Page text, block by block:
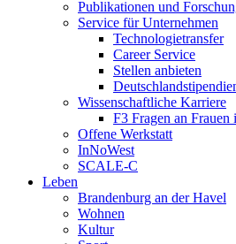
Publikationen und
Service für Unternehmen
Technologietransfer
Career Service
Stellen anbieten
Wissenschaftliche Karriere
F3 Fragen an Frauen
Offene Werkstatt
InNoWest
SCALE-C
Leben
Brandenburg an der Havel
Wohnen
Kultur